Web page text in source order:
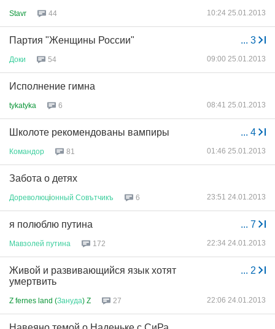
Stavr 44 10:24 25.01.2013
... 3
Партия "Женщины России"
Доки 54 09:00 25.01.2013
Исполнение гимна
tykatyka 6 08:41 25.01.2013
... 4
Школоте рекомендованы вампиры
Командор 81 01:46 25.01.2013
Забота о детях
Дореволюцiонный Совътчикъ 6 23:51 24.01.2013
... 7
я полюблю путина
Мавзолей путина 172 22:34 24.01.2013
... 2
Живой и развивающийся язык хотят
умертвить
Z fernes land (Зануда) Z 27 22:06 24.01.2013